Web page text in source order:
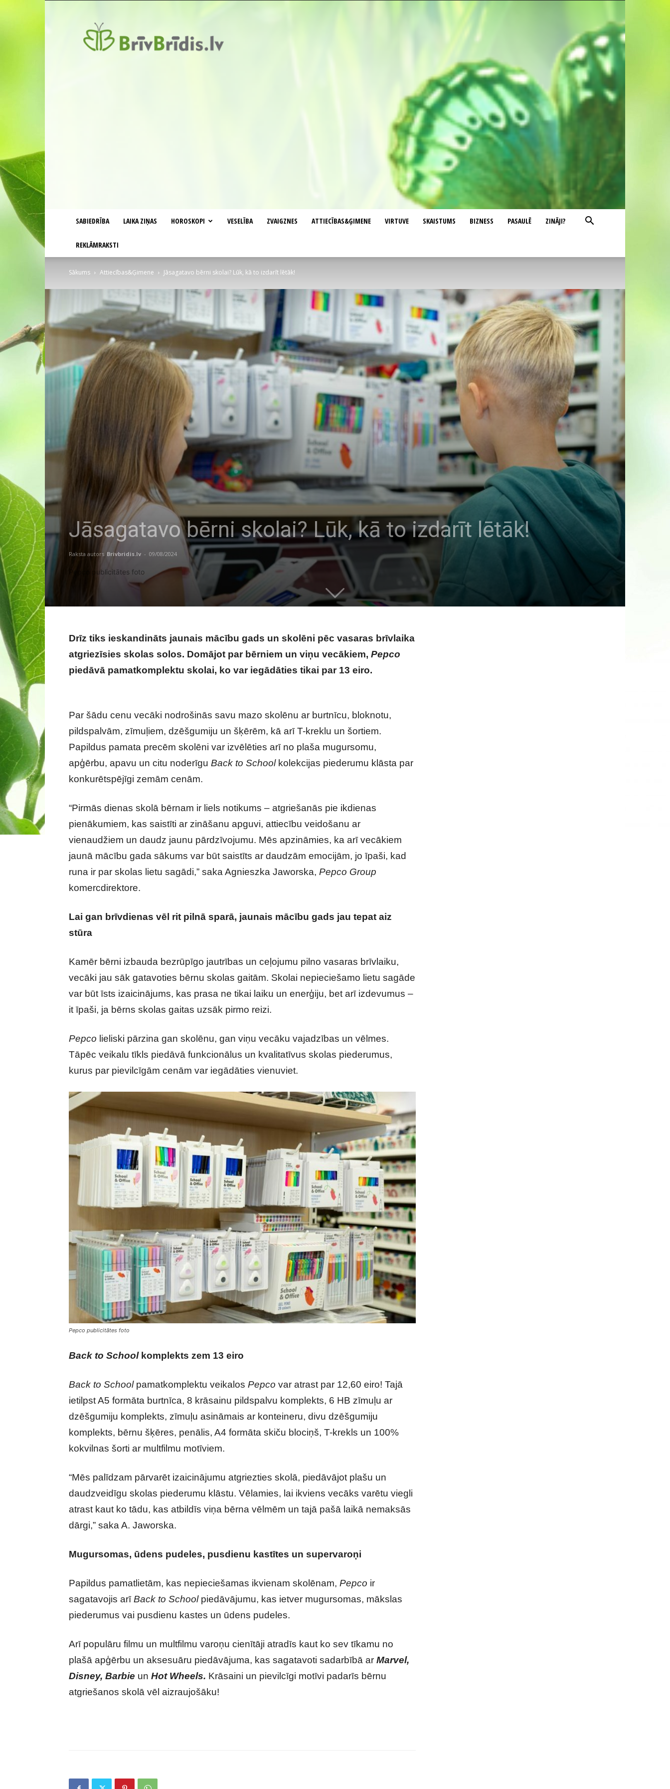
SABIEDRĪBA LAIKA ZIŅAS HOROSKOPI VESELĪBA ZVAIGZNES ATTIECĪBAS&ĢIMENE VIRTUVE SKAISTUMS BIZNESS PASAULĒ ZINĀJI?
REKLĀMRAKSTI
Sākums Attiecības&Ģimene Jāsagatavo bērni skolai? Lūk, kā to izdarīt lētāk!
Jāsagatavo bērni skolai? Lūk, kā to izdarīt lētāk!
Raksta autors Brivbridis.lv - 09/08/2024
Pepco publicitātes foto
Drīz tiks ieskandināts jaunais mācību gads un skolēni pēc vasaras brīvlaika
atgriezīsies skolas solos. Domājot par bērniem un viņu vecākiem, Pepco
piedāvā pamatkomplektu skolai, ko var iegādāties tikai par 13 eiro.
Par šādu cenu vecāki nodrošinās savu mazo skolēnu ar burtnīcu, bloknotu,
pildspalvām, zīmuļiem, dzēšgumiju un šķērēm, kā arī T-kreklu un šortiem.
Papildus pamata precēm skolēni var izvēlēties arī no plaša mugursomu,
apģērbu, apavu un citu noderīgu Back to School kolekcijas piederumu klāsta par
konkurētspējīgi zemām cenām.
“Pirmās dienas skolā bērnam ir liels notikums – atgriešanās pie ikdienas
pienākumiem, kas saistīti ar zināšanu apguvi, attiecību veidošanu ar
vienaudžiem un daudz jaunu pārdzīvojumu. Mēs apzināmies, ka arī vecākiem
jaunā mācību gada sākums var būt saistīts ar daudzām emocijām, jo īpaši, kad
runa ir par skolas lietu sagādi,” saka Agnieszka Jaworska, Pepco Group
komercdirektore.
Lai gan brīvdienas vēl rit pilnā sparā, jaunais mācību gads jau tepat aiz
stūra
Kamēr bērni izbauda bezrūpīgo jautrības un ceļojumu pilno vasaras brīvlaiku,
vecāki jau sāk gatavoties bērnu skolas gaitām. Skolai nepieciešamo lietu sagāde
var būt īsts izaicinājums, kas prasa ne tikai laiku un enerģiju, bet arī izdevumus –
it īpaši, ja bērns skolas gaitas uzsāk pirmo reizi.
Pepco lieliski pārzina gan skolēnu, gan viņu vecāku vajadzības un vēlmes.
Tāpēc veikalu tīkls piedāvā funkcionālus un kvalitatīvus skolas piederumus,
kurus par pievilcīgām cenām var iegādāties vienuviet.
Pepco publicitātes foto
Back to Schoolkomplekts zem 13 eiro
Back to Schoolpamatkomplektu veikalos Pepco var atrast par 12,60 eiro! Tajā
ietilpst A5 formāta burtnīca, 8 krāsainu pildspalvu komplekts, 6 HB zīmuļu ar
dzēšgumiju komplekts, zīmuļu asināmais ar konteineru, divu dzēšgumiju
komplekts, bērnu šķēres, penālis, A4 formāta skiču blociņš, T-krekls un 100%
kokvilnas šorti ar multfilmu motīviem.
“Mēs palīdzam pārvarēt izaicinājumu atgriezties skolā, piedāvājot plašu un
daudzveidīgu skolas piederumu klāstu. Vēlamies, lai ikviens vecāks varētu viegli
atrast kaut ko tādu, kas atbildīs viņa bērna vēlmēm un tajā pašā laikā nemaksās
dārgi,” saka A. Jaworska.
Mugursomas, ūdens pudeles, pusdienu kastītes un supervaroņi
Papildus pamatlietām, kas nepieciešamas ikvienam skolēnam, Pepco ir
sagatavojis arīBack to Schoolpiedāvājumu, kas ietver mugursomas, mākslas
piederumus vai pusdienu kastes un ūdens pudeles.
Arī populāru filmu un multfilmu varoņu cienītāji atradīs kaut ko sev tīkamu no
plašā apģērbu un aksesuāru piedāvājuma, kas sagatavoti sadarbībā ar Marvel,
Disney, Barbie un Hot Wheels. Krāsaini un pievilcīgi motīvi padarīs bērnu
atgriešanos skolā vēl aizraujošāku!